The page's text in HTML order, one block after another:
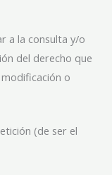
a la consulta y/o
del derecho que
o
(de ser el